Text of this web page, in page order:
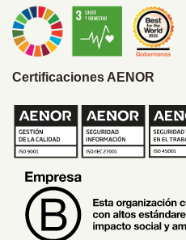
Certificaciones AENOR